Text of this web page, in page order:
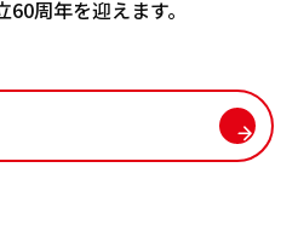
周年を迎えます。